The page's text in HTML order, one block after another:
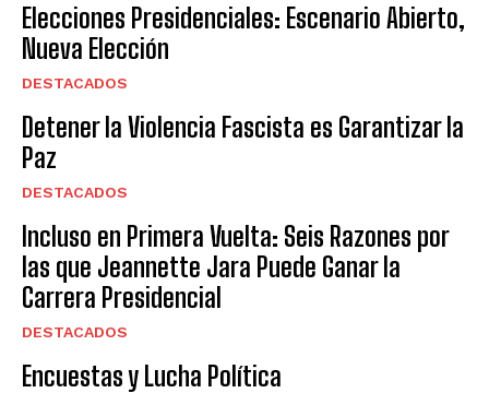
Elecciones Presidenciales: Escenario Abierto,
Nueva Elección
DESTACADOS
Detener la Violencia Fascista es Garantizar la
Paz
DESTACADOS
Incluso en Primera Vuelta: Seis Razones por
las que Jeannette Jara Puede Ganar la
Carrera Presidencial
DESTACADOS
Encuestas y Lucha Política